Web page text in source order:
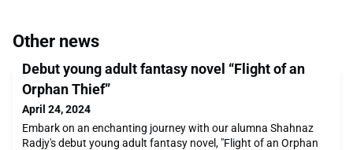
Other news
Debut young adult fantasy novel “Flight of an
Orphan Thief”
April 24, 2024
Embark on an enchanting journey with our alumna Shahnaz
Radjy's debut young adult fantasy novel, "Flight of an Orphan